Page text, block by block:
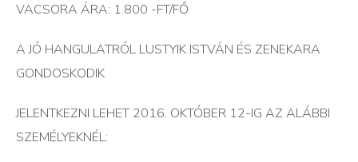
VACSORA ÁRA: 1.800 -FT/FŐ
A JÓ HANGULATRÓL LUSTYIK ISTVÁN ÉS ZENEKARA
GONDOSKODIK
JELENTKEZNI LEHET 2016. OKTÓBER 12-IG AZ ALÁBBI
SZEMÉLYEKNÉL: